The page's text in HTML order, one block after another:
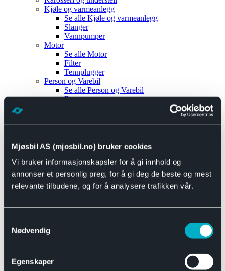
Mjøsbil AS (mjosbil.no) bruker cookies
Vi bruker informasjonskapsler for å gi innhold og
annonser et personlig preg, for å gi deg de beste og mest
relevante tilbudene, og for å analysere trafikken vår.
Nødvendig
Egenskaper
Kjøle og varmeanlegg
Se alle Kjøle og varmeanlegg
Slanger
Vannpumper
Motor
Se alle Motor
Filter
Tennplugger
Person og Varebil
Se alle Person og Varebil
Brems
Motor og drivverk
Se alle Universal
Bremsedeler
Se alle Bremsedeler
Bremsenippler
Drivline og motor
Se alle Drivline og motor
Eksosanlegg